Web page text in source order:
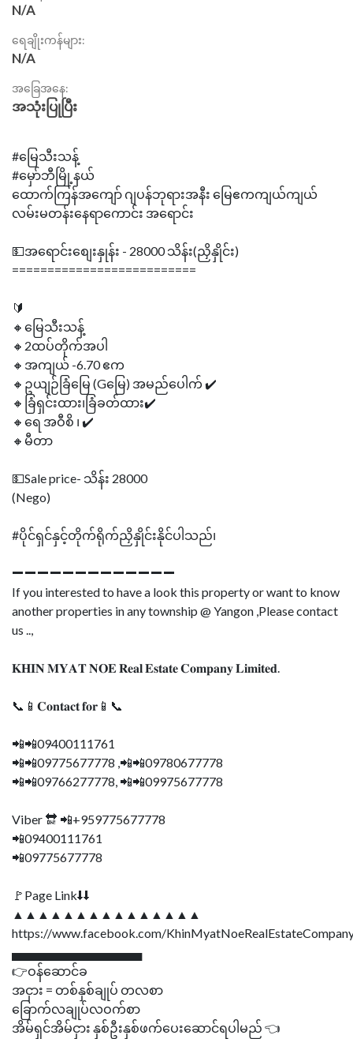
N/A
ရေချိုးကန်များ:
N/A
အခြေအနေ:
အသုံးပြုပြီး
#မြေသီးသန့်
#မှော်ဘီမြို့နယ်
ထောက်ကြန်အကျော် ဂျပန်ဘုရားအနီး မြေဧကကျယ်ကျယ်
လမ်းမတန်းနေရာကောင်း အရောင်း
💵အရောင်းစျေးနှုန်း - 28000 သိန်း(ညှိနှိုင်း)
==========================
🔰
🔸မြေသီးသန့်
🔸2ထပ်တိုက်အပါ
🔸အကျယ် -6.70 ဧက
🔸ဥယျဉ်ခြံမြေ (Gမြေ) အမည်ပေါက် ✔️
🔸ခြံရှင်းထား၊ခြံခတ်ထား✔️
🔸ရေ အဝီစိ ၊ ✔️
🔸မီတာ
💵Sale price- သိန်း 28000
(Nego)
#ပိုင်ရှင်နှင့်တိုက်ရိုက်ညှိနှိုင်းနိုင်ပါသည်၊
➖➖➖➖➖➖➖➖➖➖➖➖➖
If you interested to have a look this property or want to know
another properties in any township @ Yangon ,Please contact
us ..,
𝐊𝐇𝐈𝐍 𝐌𝐘𝐀𝐓 𝐍𝐎𝐄 𝐑𝐞𝐚𝐥 𝐄𝐬𝐭𝐚𝐭𝐞 𝐂𝐨𝐦𝐩𝐚𝐧𝐲 𝐋𝐢𝐦𝐢𝐭𝐞𝐝.
📞📱𝐂𝐨𝐧𝐭𝐚𝐜𝐭 𝐟𝐨𝐫📱📞
📲📲09400111761
📲📲09775677778 ,📲📲09780677778
📲📲09766277778, 📲📲09975677778
Viber 🔛 📲+959775677778
📲09400111761
📲09775677778
🚩Page Link⬇⬇
▲▲▲▲▲▲▲▲▲▲▲▲▲▲▲
https://www.facebook.com/
▄▄▄▄▄▄▄▄▄▄▄▄▄▄▄
👉ဝန်ဆောင်ခ
အငှား = တစ်နှစ်ချုပ် တလစာ
ခြောက်လချုပ်လဝက်စာ
အိမ်ရှင်အိမ်ငှား နှစ်ဦးနှစ်ဖက်ပေးဆောင်ရပါမည် 👈